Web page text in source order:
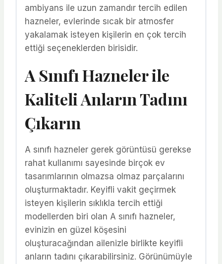
ambiyans ile uzun zamandır tercih edilen
hazneler, evlerinde sıcak bir atmosfer
yakalamak isteyen kişilerin en çok tercih
ettiği seçeneklerden birisidir.
A Sınıfı Hazneler ile
Kaliteli Anların Tadını
Çıkarın
A sınıfı hazneler gerek görüntüsü gerekse
rahat kullanımı sayesinde birçok ev
tasarımlarının olmazsa olmaz parçalarını
oluşturmaktadır. Keyifli vakit geçirmek
isteyen kişilerin sıklıkla tercih ettiği
modellerden biri olan A sınıfı hazneler,
evinizin en güzel köşesini
oluşturacağından ailenizle birlikte keyifli
anların tadını çıkarabilirsiniz. Görünümüyle